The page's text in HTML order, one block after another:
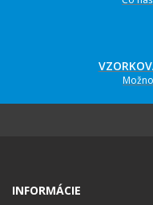
INFORMÁCIE